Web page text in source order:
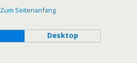
Zum Seitenanfang
Desktop